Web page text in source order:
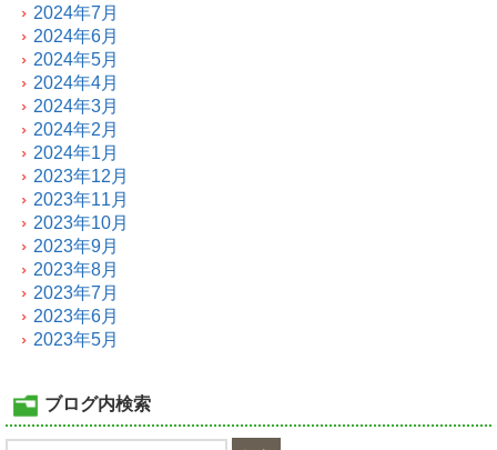
2024年7月
2024年6月
2024年5月
2024年4月
2024年3月
2024年2月
2024年1月
2023年12月
2023年11月
2023年10月
2023年9月
2023年8月
2023年7月
2023年6月
2023年5月
ブログ内検索